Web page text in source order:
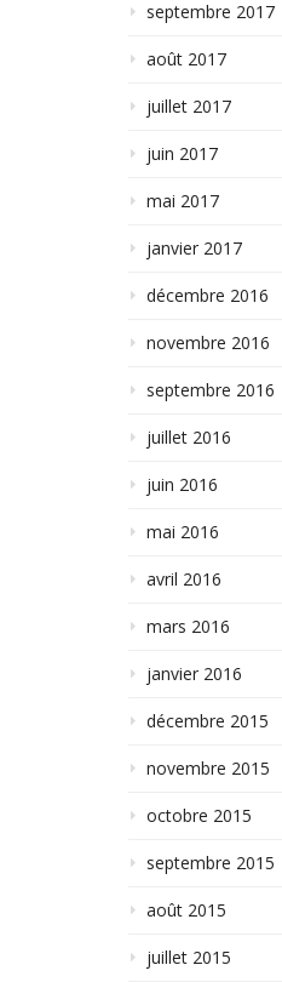
septembre 2017
août 2017
juillet 2017
juin 2017
mai 2017
janvier 2017
décembre 2016
novembre 2016
septembre 2016
juillet 2016
juin 2016
mai 2016
avril 2016
mars 2016
janvier 2016
décembre 2015
novembre 2015
octobre 2015
septembre 2015
août 2015
juillet 2015